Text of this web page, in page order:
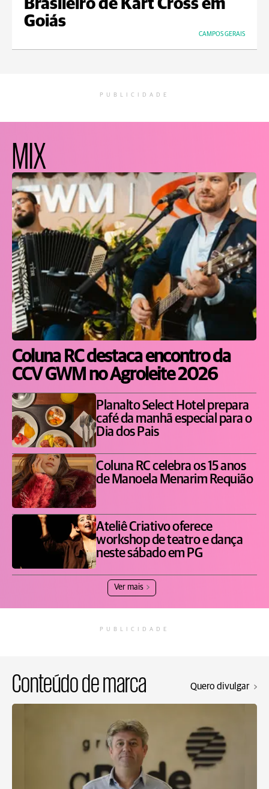
Brasileiro de Kart Cross em
Goiás
CAMPOS GERAIS
PUBLICIDADE
MIX
Coluna RC destaca encontro da
CCV GWM no Agroleite 2026
Planalto Select Hotel prepara
café da manhã especial para o
Dia dos Pais
Coluna RC celebra os 15 anos
de Manoela Menarim Requião
Ateliê Criativo oferece
workshop de teatro e dança
neste sábado em PG
Ver mais
PUBLICIDADE
Conteúdo de marca Quero divulgar